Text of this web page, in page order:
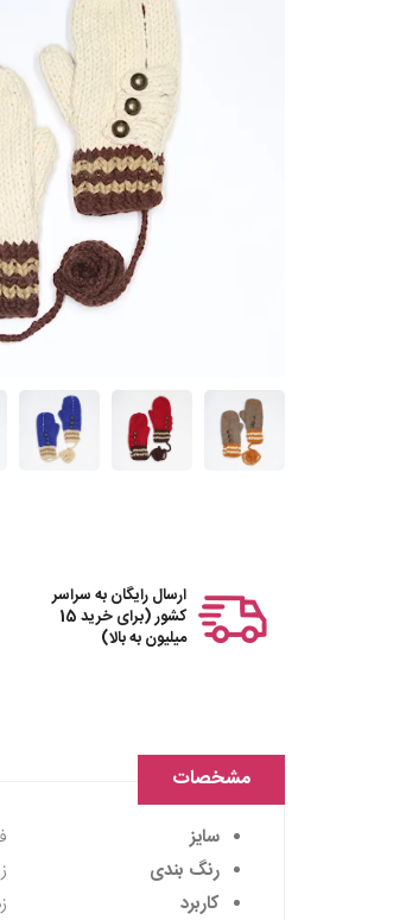
ارسال رایگان به سراسر
کشور (برای خرید 15
میلیون به بالا)
مشخصات
سایز
رنگ بندی
کاربرد